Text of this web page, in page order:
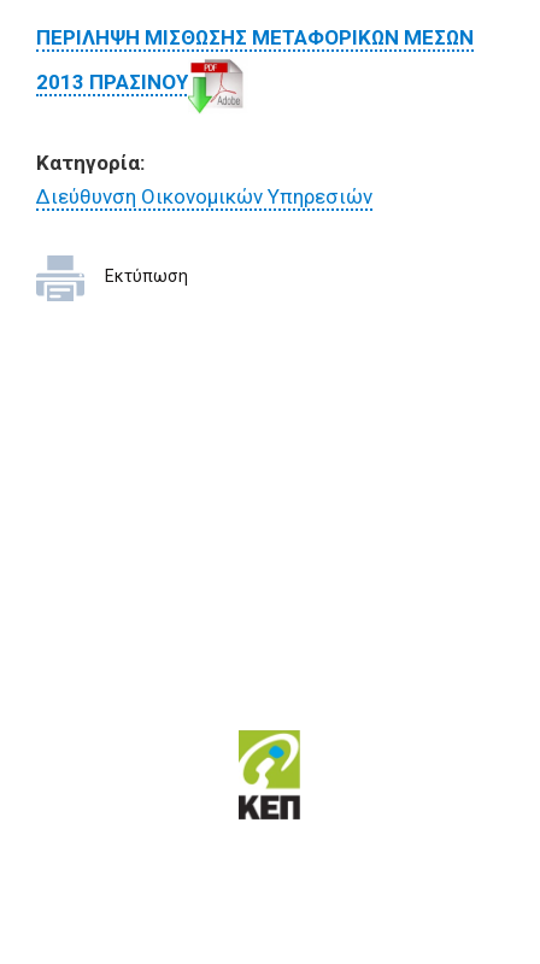
ΠΕΡΙΛΗΨΗ ΜΙΣΘΩΣΗΣ ΜΕΤΑΦΟΡΙΚΩΝ ΜΕΣΩΝ
2013 ΠΡΑΣΙΝΟΥ
Κατηγορία:
Διεύθυνση Οικονομικών Υπηρεσιών
Εκτύπωση